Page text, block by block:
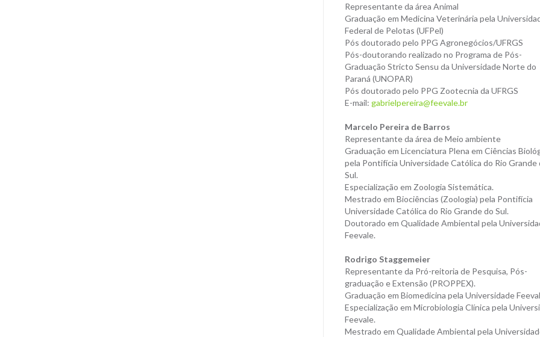
Representante da área Animal
Graduação em Medicina Veterinária pela
Federal de Pelotas (UFPel)
Pós doutorado pelo PPG Agronegócios/UFRGS
Pós-doutorando realizado no Programa de Pós-
Graduação Stricto Sensu da Universidade Norte do
Paraná (UNOPAR)
Pós doutorado pelo PPG Zootecnia da UFRGS
E-mail:gabrielpereira@feevale.br
Marcelo Pereira de Barros
Representante da área de Meio ambiente
Graduação em Licenciatura Plena em Ciências
pela Pontifícia Universidade Católica do Rio Grande
Sul.
Especialização em Zoologia Sistemática.
Mestrado em Biociências (Zoologia) pela Pontifícia
Universidade Católica do Rio Grande do Sul.
Doutorado em Qualidade Ambiental pela
Feevale.
Rodrigo Staggemeier
Representante da Pró-reitoria de Pesquisa, Pós-
graduação e Extensão (PROPPEX).
Graduação em Biomedicina pela Universidade
Especialização em Microbiologia Clínica pela
Feevale.
Mestrado em Qualidade Ambiental pela